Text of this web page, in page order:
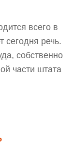
всего в
сегодня речь.
собственно
части штата